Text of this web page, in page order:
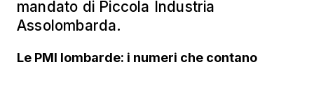
mandato di Piccola Industria
Assolombarda.
Le PMI lombarde: i numeri che contano